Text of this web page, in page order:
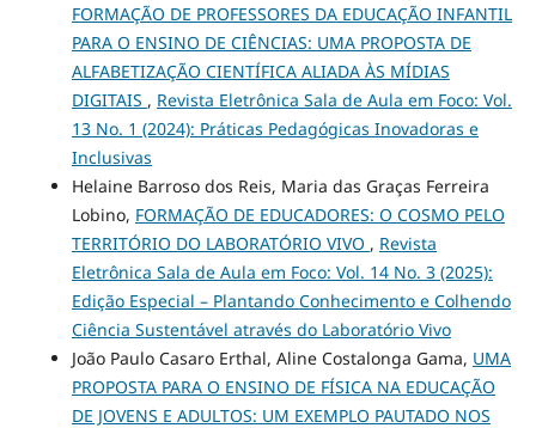
FORMAÇÃO DE PROFESSORES DA EDUCAÇÃO INFANTIL
PARA O ENSINO DE CIÊNCIAS: UMA PROPOSTA DE
ALFABETIZAÇÃO CIENTÍFICA ALIADA ÀS MÍDIAS
DIGITAIS , Revista Eletrônica Sala de Aula em Foco: Vol.
13 No. 1 (2024): Práticas Pedagógicas Inovadoras e
Inclusivas
Helaine Barroso dos Reis, Maria das Graças Ferreira
Lobino, FORMAÇÃO DE EDUCADORES: O COSMO PELO
TERRITÓRIO DO LABORATÓRIO VIVO , Revista
Eletrônica Sala de Aula em Foco: Vol. 14 No. 3 (2025):
Edição Especial – Plantando Conhecimento e Colhendo
Ciência Sustentável através do Laboratório Vivo
João Paulo Casaro Erthal, Aline Costalonga Gama, UMA
PROPOSTA PARA O ENSINO DE FÍSICA NA EDUCAÇÃO
DE JOVENS E ADULTOS: UM EXEMPLO PAUTADO NOS